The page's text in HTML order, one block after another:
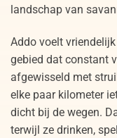
landschap van
Addo voelt
gebied dat constant
afgewisseld met
elke paar kilometer
dicht bij de wegen.
terwijl ze drinken,